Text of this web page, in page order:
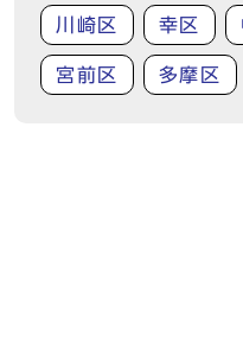
川崎区 幸区
宮前区 多摩区